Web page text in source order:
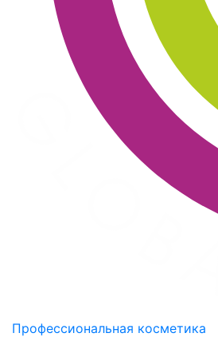
Профессиональная косметика